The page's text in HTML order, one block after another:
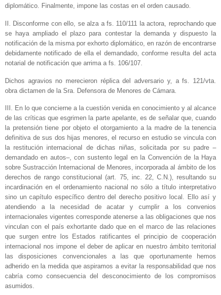
diplomático. Finalmente, impone las costas en el orden causado.
II. Disconforme con ello, se alza a fs. 110/111 la actora, reprochando que
se haya ampliado el plazo para contestar la demanda y dispuesto la
notificación de la misma por exhorto diplomático, en razón de encontrarse
debidamente notificado de ella el demandado, conforme resulta del acta
notarial de notificación que arrima a fs. 106/107.
Dichos agravios no merecieron réplica del adversario y, a fs. 121/vta.
obra dictamen de la Sra. Defensora de Menores de Cámara.
III. En lo que concierne a la cuestión venida en conocimiento y al alcance
de las críticas que esgrimen la parte apelante, es de señalar que, cuando
la pretensión tiene por objeto el otorgamiento a la madre de la tenencia
definitiva de sus dos hijas menores, el recurso en estudio se vincula con
la restitución internacional de dichas niñas, solicitada por su padre –
demandado en autos–, con sustento legal en la Convención de la Haya
sobre Sustracción Internacional de Menores, incorporada al ámbito de los
derechos de rango constitucional (art. 75, inc. 22, C.N.), resultando su
incardinación en el ordenamiento nacional no sólo a título interpretativo
sino un capítulo específico dentro del derecho positivo local. Ello así y
atendiendo a la necesidad de acatar y cumplir a los convenios
internacionales vigentes corresponde atenerse a las obligaciones que nos
vinculan con el país exhortante dado que en el marco de las relaciones
que surgen entre los Estados ratificantes el principio de cooperación
internacional nos impone el deber de aplicar en nuestro ámbito territorial
las disposiciones convencionales a las que oportunamente hemos
adherido en la medida que aspiramos a evitar la responsabilidad que nos
cabría como consecuencia del desconocimiento de los compromisos
asumidos.